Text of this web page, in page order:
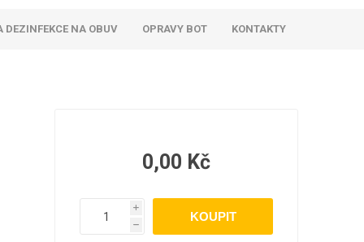
DEZINFEKCE NA OBUV OPRAVY BOT KONTAKTY
0,00 Kč
i
h